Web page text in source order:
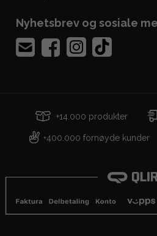
Nyhetsbrev og sosiale
+14.000 produkter
+400.000 fornøyde kunder